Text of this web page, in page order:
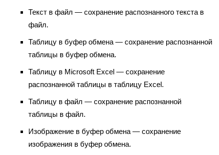
Текст в файл — сохранение распознанного текста в
файл.
Таблицу в буфер обмена — сохранение распознанной
таблицы в буфер обмена.
Таблицу в Microsoft Excel — сохранение
распознанной таблицы в таблицу Excel.
Таблицу в файл — сохранение распознанной
таблицы в файл.
Изображение в буфер обмена — сохранение
изображения в буфер обмена.